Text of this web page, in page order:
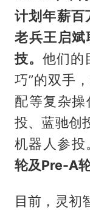
计划年薪百
老兵王启
技。他们的
巧”的双手
配等复杂操
投、蓝驰创
机器人参投
轮及Pre-A
目前，灵初